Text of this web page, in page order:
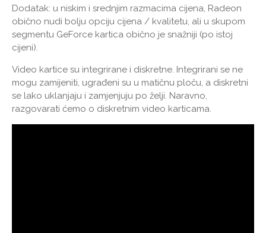
Dodatak: u niskim i srednjim razmacima cijena, Radeon
obično nudi bolju opciju cijena / kvalitetu, ali u skupom
segmentu GeForce kartica obično je snažniji (po istoj
cijeni).
Video kartice su integrirane i diskretne. Integrirani se ne
mogu zamijeniti, ugrađeni su u matičnu ploču, a diskretni
se lako uklanjaju i zamjenjuju po želji. Naravno,
razgovarati ćemo o diskretnim video karticama.